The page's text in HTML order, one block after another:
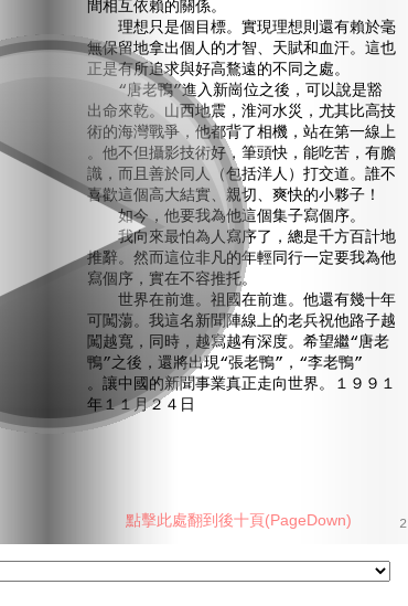
間相互依賴的關係。
理想只是個目標。實現理想則還有賴於毫
無保留地拿出個人的才智、天賦和血汗。這也
正是有所追求與好高鶩遠的不同之處。
“唐老鴨”進入新崗位之後，可以說是豁
出命來乾。山西地震，淮河水災，尤其比高技
術的海灣戰爭，他都背了相機，站在第一線上
。他不但攝影技術好，筆頭快，能吃苦，有膽
識，而且善於同人（包括洋人）打交道。誰不
喜歡這個高大結實、親切、爽快的小夥子！
如今，他要我為他這個集子寫個序。
我向來最怕為人寫序了，總是千方百計地
推辭。然而這位非凡的年輕同行一定要我為他
寫個序，實在不容推托。
世界在前進。祖國在前進。他還有幾十年
可闖蕩。我這名新聞陣線上的老兵祝他路子越
闖越寬，同時，越寫越有深度。希望繼“唐老
鴨”之後，還將出現“張老鴨”，“李老鴨”
。讓中國的新聞事業真正走向世界。１９９１
年１１月２４日
2
點擊此處翻到後十頁(PageDown)